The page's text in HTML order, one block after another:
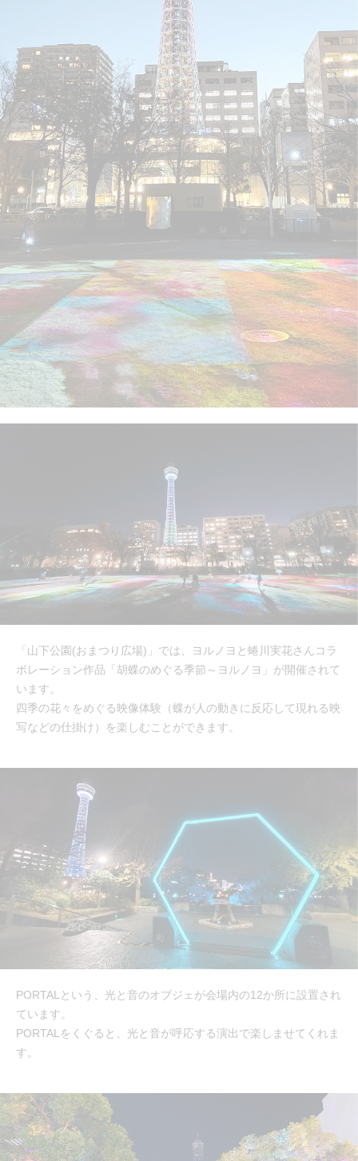
「山下公園(おまつり広場)」では、ヨルノヨと蜷川実花さんコラ
ボレーション作品「胡蝶のめぐる季節～ヨルノヨ」が開催されて
います。
四季の花々をめぐる映像体験（蝶が人の動きに反応して現れる映
写などの仕掛け）を楽しむことができます。
PORTALという、光と音のオブジェが会場内の12か所に設置され
ています。
PORTALをくぐると、光と音が呼応する演出で楽しませてくれま
す。